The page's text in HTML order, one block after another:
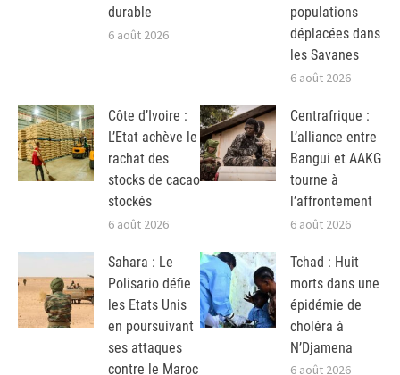
durable
6 août 2026
populations
déplacées dans
les Savanes
6 août 2026
Côte d’Ivoire :
L’Etat achève le
rachat des
stocks de cacao
stockés
6 août 2026
Centrafrique :
L’alliance entre
Bangui et AAKG
tourne à
l’affrontement
6 août 2026
Sahara : Le
Polisario défie
les Etats Unis
en poursuivant
ses attaques
contre le Maroc
Tchad : Huit
morts dans une
épidémie de
choléra à
N’Djamena
6 août 2026